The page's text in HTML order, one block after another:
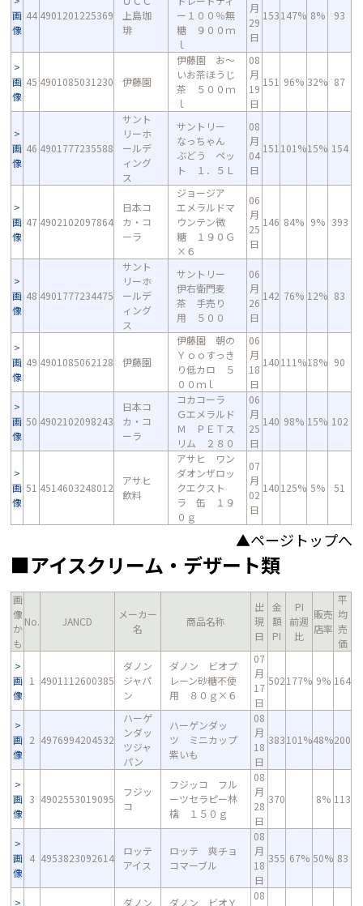
画
像
44 4901201225369
上島珈
琲
ー１００％無
糖 ９００ｍ
ｌ
月
29
日
153147% 8% 93
画
像
45 4901085031230 伊藤園
伊藤園 お～
いお茶ほうじ
茶 ５００ｍ
ｌ
08
月
19
日
151 96% 32% 87
画
像
46 4901777235588
サント
リーホ
ールデ
ィング
ス
サントリー
なっちゃん
ぶどう ペッ
ト １．５Ｌ
08
月
04
日
151 101%15% 154
画
像
47 4902102097864
日本コ
カ・コ
ーラ
ジョージア
エメラルドマ
ウンテン微
糖 １９０Ｇ
×６
06
月
25
日
146 84% 9% 393
画
像
48 4901777234475
サント
リーホ
ールデ
ィング
ス
サントリー
伊右衛門麦
茶 手売り
用 ５００
06
月
26
日
142 76% 12% 83
画
像
49 4901085062128 伊藤園
伊藤園 朝の
Ｙｏｏすっき
り低カロ ５
００ｍｌ
06
月
18
日
140111%18% 90
画
像
50 4902102098243
日本コ
カ・コ
ーラ
コカコーラ
Ｇエメラルド
Ｍ ＰＥＴス
リム ２８０
06
月
25
日
140 98% 15% 102
画
像
51 4514603248012
アサヒ
飲料
アサヒ ワン
ダオンザロッ
クエクスト
ラ 缶 １９
０ｇ
07
月
02
日
140125% 5% 51
▲ページトップへ
■アイスクリーム・デザート類
画
像
か
も
No. JANCD
メーカー
名
商品名称
出
現
日
金
額
PI
PI
前週
比
販売
店率
平
均
売
価
画
像
1 4901112600385
ダノン
ジャパ
ン
ダノン ビオプ
レーン砂糖不使
用 ８０ｇ×６
07
月
17
日
502177% 9% 164
画
像
2 4976994204532
ハーゲ
ンダッ
ツジャ
パン
ハーゲンダッ
ツ ミニカップ
紫いも
08
月
18
日
383101%48%200
画
像
3 4902553019095
フジッ
コ
フジッコ フル
ーツセラピー林
檎 １５０ｇ
08
月
28
日
370 8% 113
画
像
4 4953823092614
ロッテ
アイス
ロッテ 爽チョ
コマーブル
08
月
18
日
355 67% 50% 83
ダノン ダノン ビオＹ
08